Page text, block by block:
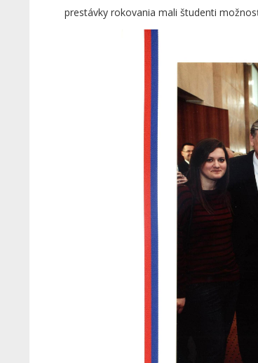
prestávky rokovania mali študenti